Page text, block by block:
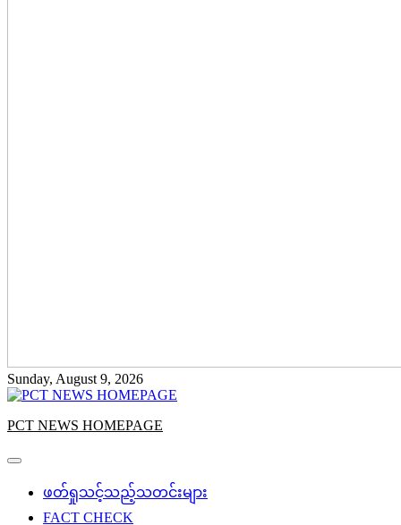
Sunday, August 9, 2026
PCT NEWS HOMEPAGE
ဖတ်ရှုသင့်သည့်သတင်းများ
FACT CHECK